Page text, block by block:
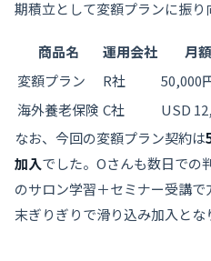
期積立として変額プランに振り
商品名 運用会社 月額
変額プラン
R社 50,000
海外養老保険 C社 USD
なお、今回の変額プラン契約は
加入でした。Oさんも数日での
のサロン学習＋セミナー受講
末ぎりぎりで滑り込み加入とな